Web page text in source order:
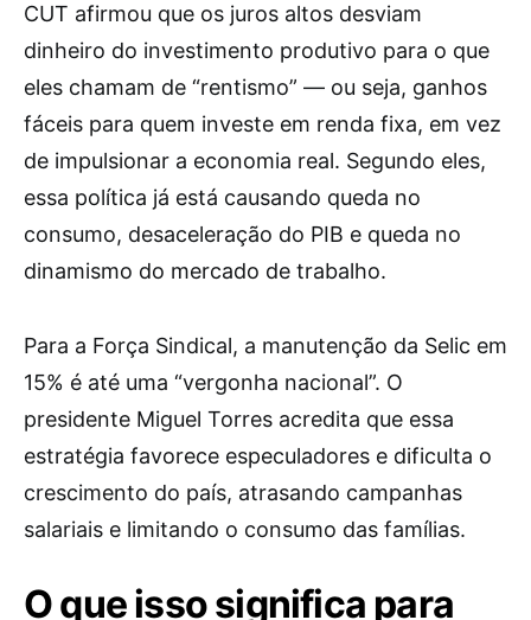
CUT afirmou que os juros altos desviam
dinheiro do investimento produtivo para o que
eles chamam de “rentismo” — ou seja, ganhos
fáceis para quem investe em renda fixa, em vez
de impulsionar a economia real. Segundo eles,
essa política já está causando queda no
consumo, desaceleração do PIB e queda no
dinamismo do mercado de trabalho.
Para a Força Sindical, a manutenção da Selic em
15% é até uma “vergonha nacional”. O
presidente Miguel Torres acredita que essa
estratégia favorece especuladores e dificulta o
crescimento do país, atrasando campanhas
salariais e limitando o consumo das famílias.
O que isso significa para